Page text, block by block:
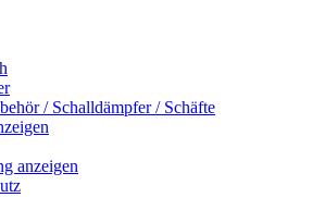
/ Schalldämpfer / Schäfte
anzeigen